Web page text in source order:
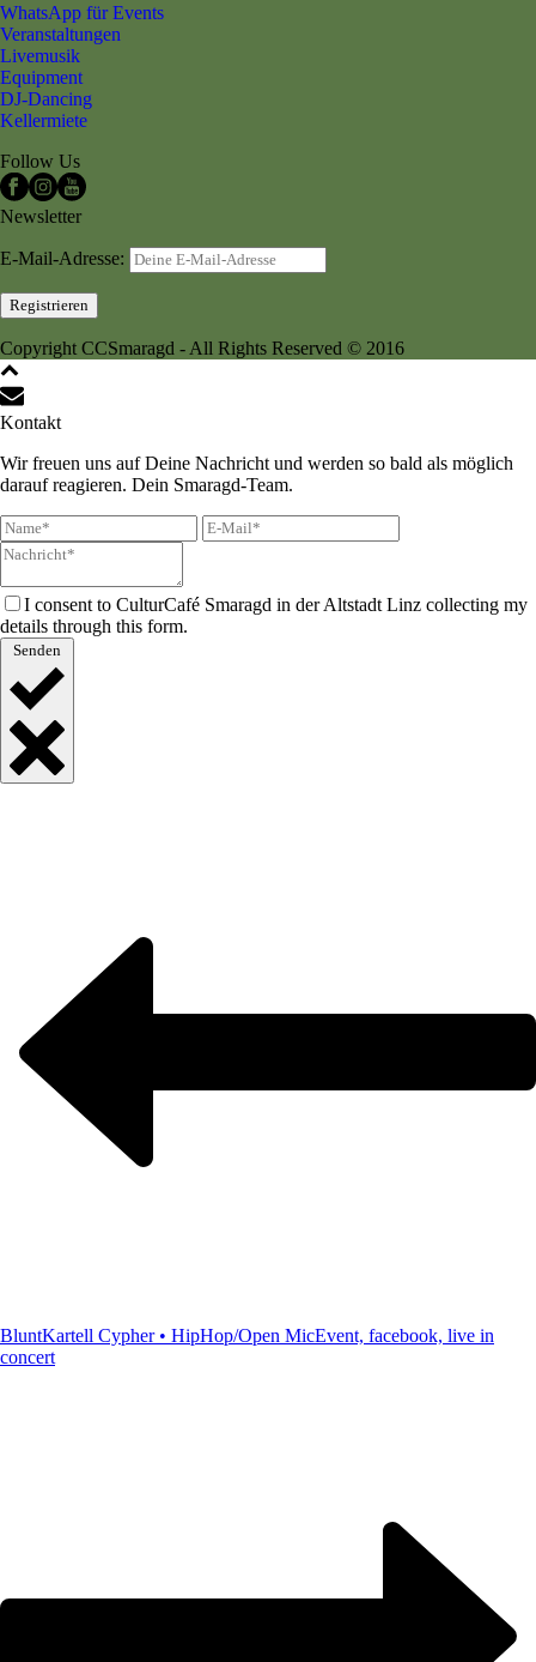
WhatsApp für Events
Veranstaltungen
Livemusik
Equipment
DJ-Dancing
Kellermiete
Follow Us
Newsletter
E-Mail-Adresse:
Copyright CCSmaragd - All Rights Reserved © 2016
Kontakt
Wir freuen uns auf Deine Nachricht und werden so bald als möglich
darauf reagieren. Dein Smaragd-Team.
I consent to CulturCafé Smaragd in der Altstadt Linz collecting my
details through this form.
Senden
BluntKartell Cypher • HipHop/Open MicEvent, facebook, live in
concert